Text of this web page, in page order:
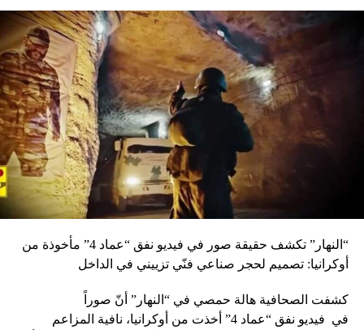
“النهار” تكشف حقيقة صور في فيديو نفق “عماد 4” مأخوذة من
أوكرانيا: تصميم لحجر صناعي فنّي تزييني في الداخل
كشفت الصحافية هالة حمصي في “النهار” أنّ صوراً
في فيديو
نفق “عماد 4” أخذت من أوكرانيا، نافية المزاعم